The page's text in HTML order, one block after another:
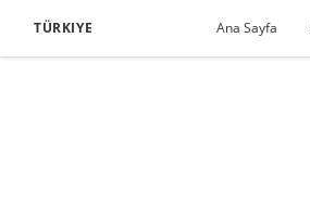
TÜRKIYE Ana Sayfa